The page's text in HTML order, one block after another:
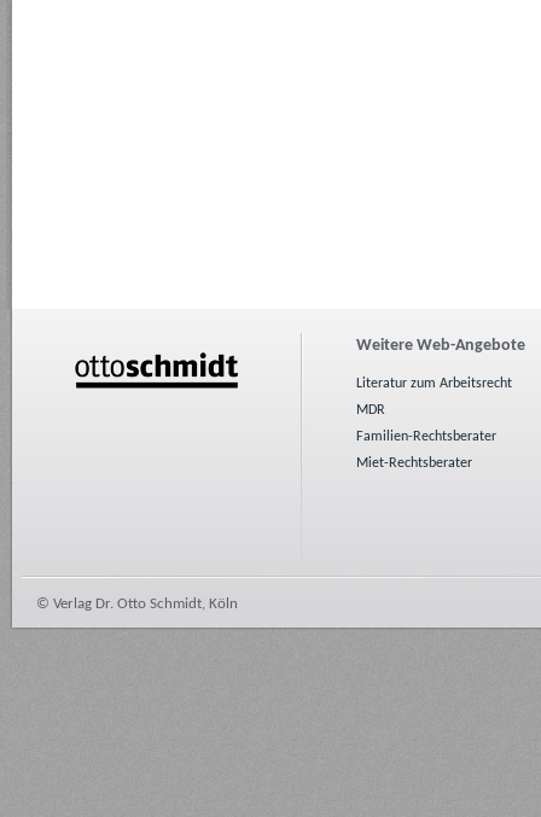
Weitere Web-Angebote
Literatur zum Arbeitsrecht
MDR
Familien-Rechtsberater
Miet-Rechtsberater
© Verlag Dr. Otto Schmidt, Köln